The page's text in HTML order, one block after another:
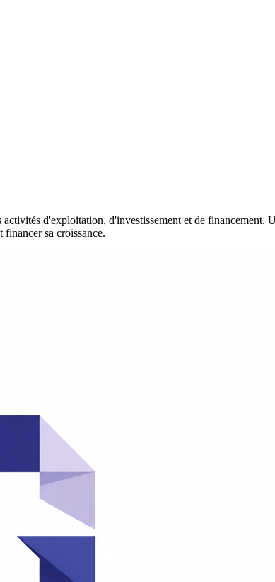
d'exploitation, d'investissement et de
financer sa croissance.